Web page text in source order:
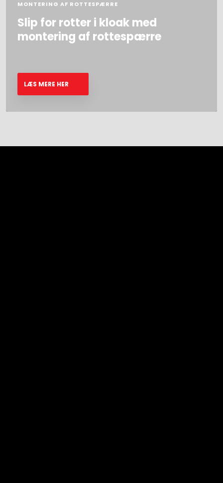
MONTERING AF ROTTESPÆRRE
Slip for rotter i kloak med
montering af rottespærre​
LÆS MERE HER